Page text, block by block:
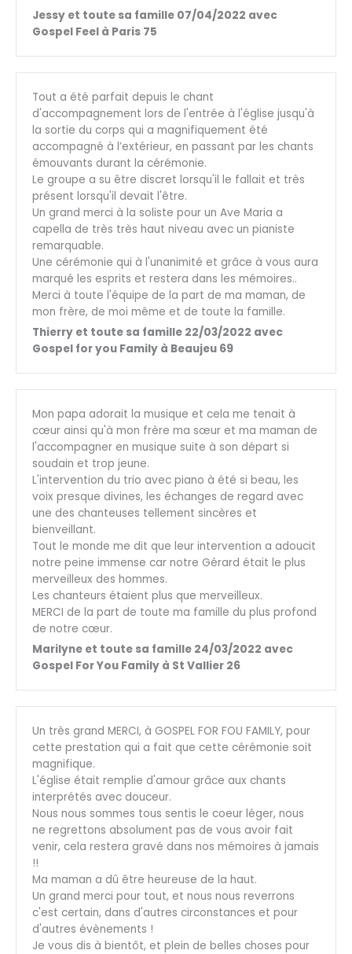
Jessy et toute sa famille 07/04/2022 avec
Gospel Feel à Paris 75
Tout a été parfait depuis le chant
d'accompagnement lors de l'entrée à l'église jusqu'à
la sortie du corps qui a magnifiquement été
accompagné à l’extérieur, en passant par les chants
émouvants durant la cérémonie.
Le groupe a su être discret lorsqu'il le fallait et très
présent lorsqu'il devait l'être.
Un grand merci à la soliste pour un Ave Maria a
capella de très très haut niveau avec un pianiste
remarquable.
Une cérémonie qui à l'unanimité et grâce à vous aura
marqué les esprits et restera dans les mémoires..
Merci à toute l'équipe de la part de ma maman, de
mon frère, de moi même et de toute la famille.
Thierry et toute sa famille 22/03/2022 avec
Gospel for you Family à Beaujeu 69
Mon papa adorait la musique et cela me tenait à
cœur ainsi qu'à mon frère ma sœur et ma maman de
l'accompagner en musique suite à son départ si
soudain et trop jeune.
L'intervention du trio avec piano à été si beau, les
voix presque divines, les échanges de regard avec
une des chanteuses tellement sincères et
bienveillant.
Tout le monde me dit que leur intervention a adoucit
notre peine immense car notre Gérard était le plus
merveilleux des hommes.
Les chanteurs étaient plus que merveilleux.
MERCI de la part de toute ma famille du plus profond
de notre cœur.
Marilyne et toute sa famille 24/03/2022 avec
Gospel For You Family à St Vallier 26
Un très grand MERCI, à GOSPEL FOR FOU FAMILY, pour
cette prestation qui a fait que cette cérémonie soit
magnifique.
L'église était remplie d'amour grâce aux chants
interprétés avec douceur.
Nous nous sommes tous sentis le coeur léger, nous
ne regrettons absolument pas de vous avoir fait
venir, cela restera gravé dans nos mémoires à jamais
!!
Ma maman a dû être heureuse de la haut.
Un grand merci pour tout, et nous nous reverrons
c'est certain, dans d'autres circonstances et pour
d'autres évènements !
Je vous dis à bientôt, et plein de belles choses pour